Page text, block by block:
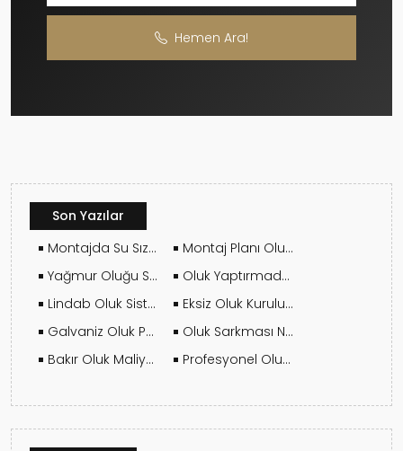
Hemen Ara!
Son Yazılar
Montajda Su Sızdırmazlık Nasıl Sağlanır?
Montaj Planı Oluşturmadan Önce Sorulması Gereken Sorular
Yağmur Oluğu Seçerken Malzeme Kalitesi Nasıl Anlaşılır?
Oluk Yaptırmadan Önce Keşif Neden Gereklidir?
Lindab Oluk Sistemleri Neden Tercih Ediliyor?
Eksiz Oluk Kurulumunda Dikkat Edilmesi Gereken 10 Kritik Nokta
Galvaniz Oluk Paslanır mı? Doğru Kullanım Koşulları
Oluk Sarkması Neden Olur?
Bakır Oluk Maliyeti Neden Diğer Oluklardan Farklıdır?
Profesyonel Oluk Montajı Neden Önemlidir?